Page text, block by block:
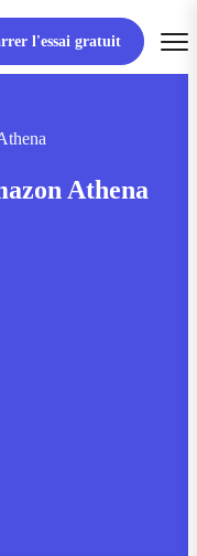
l'essai gratuit
Athena